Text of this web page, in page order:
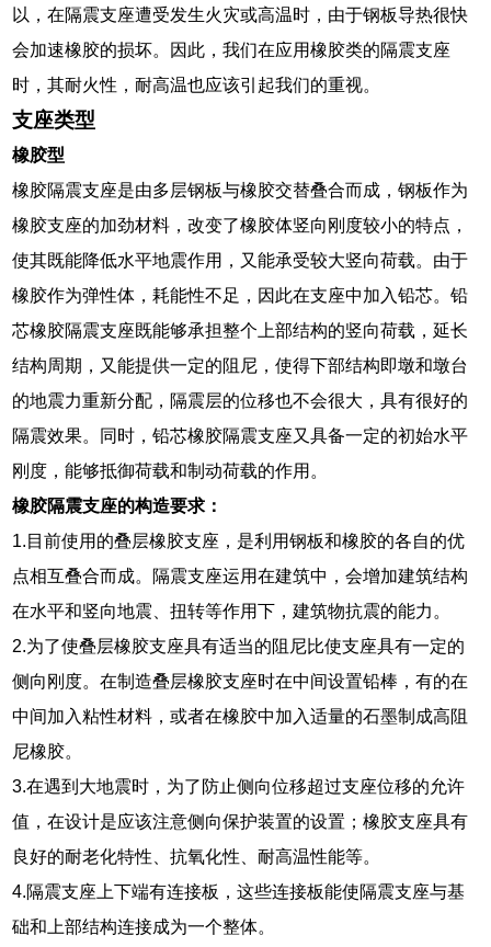
以，在隔震支座遭受发生火灾或高温时，由于钢板导热很快
会加速橡胶的损坏。因此，我们在应用橡胶类的隔震支座
时，其耐火性，耐高温也应该引起我们的重视。
支座类型
橡胶型
橡胶隔震支座是由多层钢板与橡胶交替叠合而成，钢板作为
橡胶支座的加劲材料，改变了橡胶体竖向刚度较小的特点，
使其既能降低水平地震作用，又能承受较大竖向荷载。由于
橡胶作为弹性体，耗能性不足，因此在支座中加入铅芯。铅
芯橡胶隔震支座既能够承担整个上部结构的竖向荷载，延长
结构周期，又能提供一定的阻尼，使得下部结构即墩和墩台
的地震力重新分配，隔震层的位移也不会很大，具有很好的
隔震效果。同时，铅芯橡胶隔震支座又具备一定的初始水平
刚度，能够抵御荷载和制动荷载的作用。
橡胶隔震支座的构造要求：
1.目前使用的叠层橡胶支座，是利用钢板和橡胶的各自的优
点相互叠合而成。隔震支座运用在建筑中，会增加建筑结构
在水平和竖向地震、扭转等作用下，建筑物抗震的能力。
2.为了使叠层橡胶支座具有适当的阻尼比使支座具有一定的
侧向刚度。在制造叠层橡胶支座时在中间设置铅棒，有的在
中间加入粘性材料，或者在橡胶中加入适量的石墨制成高阻
尼橡胶。
3.在遇到大地震时，为了防止侧向位移超过支座位移的允许
值，在设计是应该注意侧向保护装置的设置；橡胶支座具有
良好的耐老化特性、抗氧化性、耐高温性能等。
4.隔震支座上下端有连接板，这些连接板能使隔震支座与基
础和上部结构连接成为一个整体。